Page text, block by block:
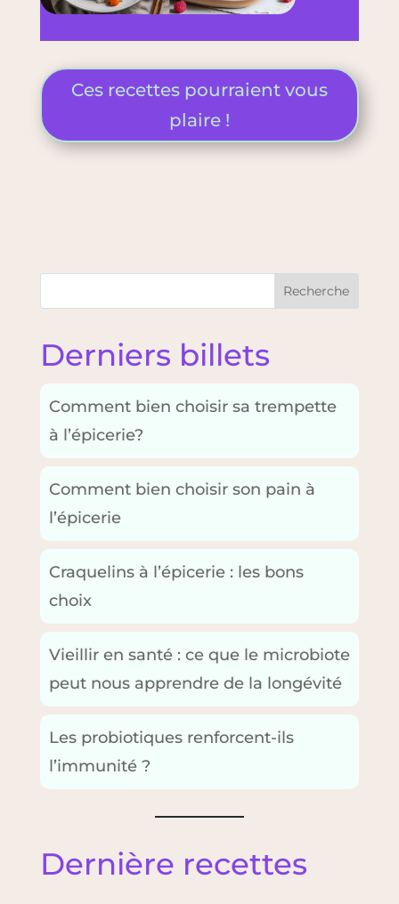
Ces recettes pourraient vous
plaire !
Recherche
Derniers billets
Comment bien choisir sa trempette
à l’épicerie?
Comment bien choisir son pain à
l’épicerie
Craquelins à l’épicerie : les bons
choix
Vieillir en santé : ce que le microbiote
peut nous apprendre de la longévité
Les probiotiques renforcent-ils
l’immunité ?
Dernière recettes